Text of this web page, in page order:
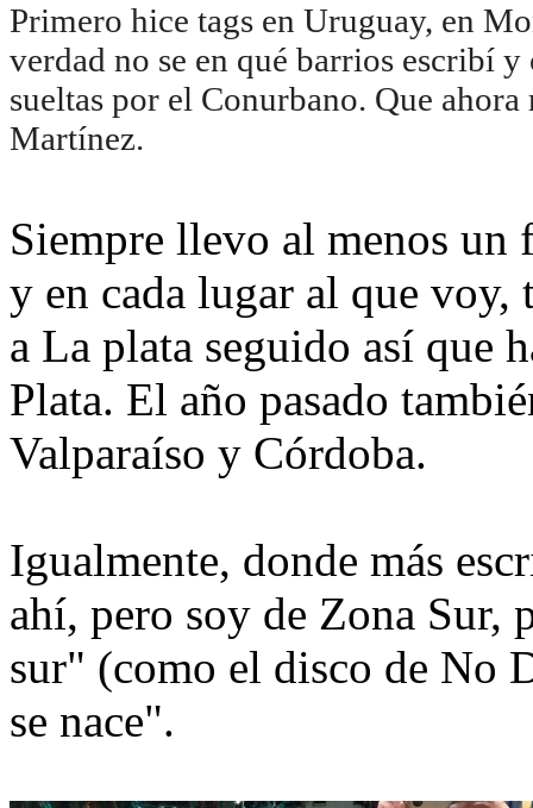
Primero hice tags en Uruguay, en
verdad no se en qué barrios escribí
sueltas por el Conurbano. Que
Martínez.
Siempre llevo al menos
y en cada lugar al que voy,
a La plata seguido así que
Plata. El año pasado
Valparaíso y Córdoba.
Igualmente, donde más
ahí, pero soy de Zona Sur,
sur" (como el disco de No
se nace".